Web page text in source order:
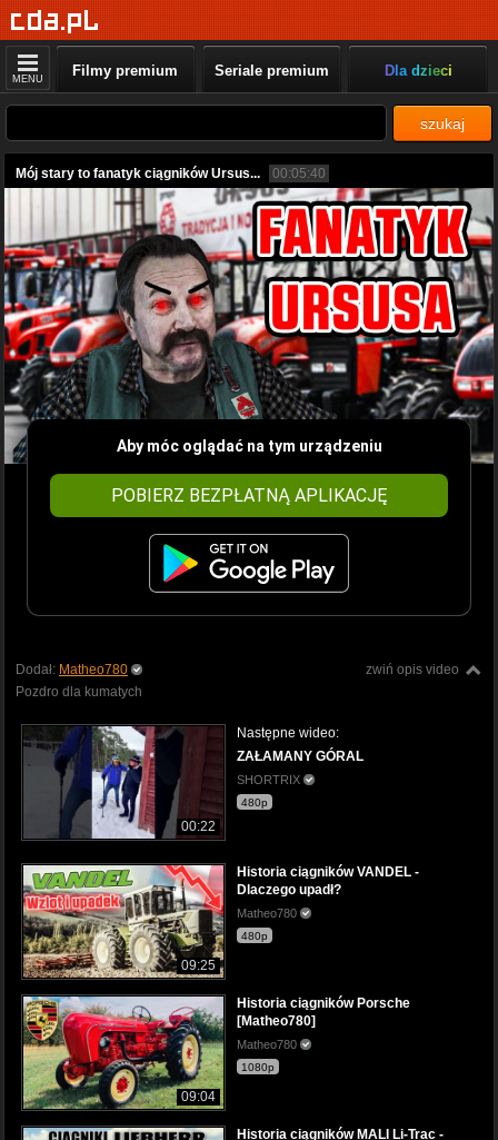
MENU Filmy premium Seriale premium Dla dzieci
szukaj
Mój stary to fanatyk ciągników Ursus... 00:05:40
Aby móc oglądać na tym urządzeniu
POBIERZ BEZPŁATNĄ APLIKACJĘ
zwiń opis video
Dodał: Matheo780
Pozdro dla kumatych
00:22
Następne wideo:
ZAŁAMANY GÓRAL
SHORTRIX
480p
09:25
Historia ciągników VANDEL -
Dlaczego upadł?
Matheo780
480p
09:04
Historia ciągników Porsche
[Matheo780]
Matheo780
1080p
Historia ciągników MALI Li-Trac -